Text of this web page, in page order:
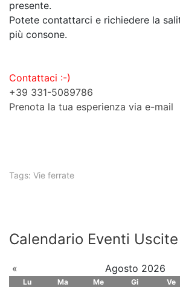
presente.
Potete contattarci e richiedere la
più consone.
Contattaci :-)
+39 331-5089786
Prenota la tua esperienza via e-mail
Tags: Vie ferrate
Calendario Eventi Uscite
« Agosto 2026
Lu Ma Me Gi Ve